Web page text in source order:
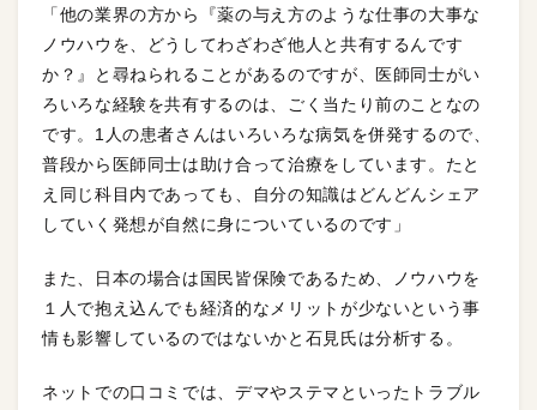
「他の業界の方から『薬の与え方のような仕事の大事な
ノウハウを、どうしてわざわざ他人と共有するんです
か？』と尋ねられることがあるのですが、医師同士がい
ろいろな経験を共有するのは、ごく当たり前のことなの
です。1人の患者さんはいろいろな病気を併発するので、
普段から医師同士は助け合って治療をしています。たと
え同じ科目内であっても、自分の知識はどんどんシェア
していく発想が自然に身についているのです」
また、日本の場合は国民皆保険であるため、ノウハウを
１人で抱え込んでも経済的なメリットが少ないという事
情も影響しているのではないかと石見氏は分析する。
ネットでの口コミでは、デマやステマといったトラブル